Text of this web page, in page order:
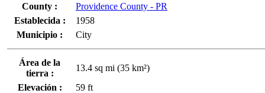
County :
Providence County - PR
Establecida :
1958
Municipio :
City
Área de la
tierra :
13.4 sq mi (35 km²)
Elevación :
59 ft